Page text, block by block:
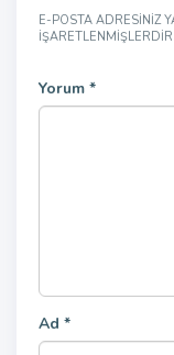
E-POSTA ADRESINIZ
IŞARETLENMIŞLERDIR
Yorum *
Ad *